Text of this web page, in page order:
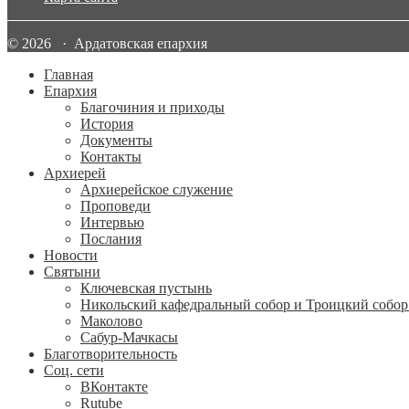
© 2026 · Ардатовская епархия
Главная
Епархия
Благочиния и приходы
История
Документы
Контакты
Архиерей
Архиерейское служение
Проповеди
Интервью
Послания
Новости
Святыни
Ключевская пустынь
Никольский кафедральный собор и Троицкий собор
Маколово
Сабур-Мачкасы
Благотворительность
Соц. сети
ВКонтакте
Rutube